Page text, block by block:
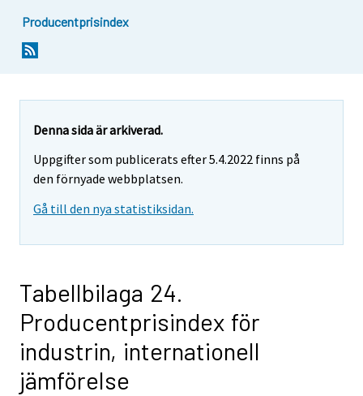
Producentprisindex
Denna sida är arkiverad.
Uppgifter som publicerats efter 5.4.2022 finns på
den förnyade webbplatsen.
Gå till den nya statistiksidan.
Tabellbilaga 24.
Producentprisindex för
industrin, internationell
jämförelse